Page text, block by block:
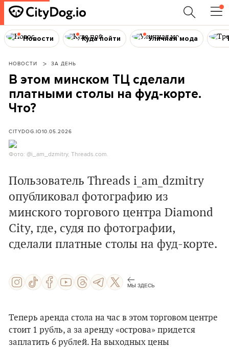
Новости Куда пойти Уличная мода
НОВОСТИ ЗА ДЕНЬ
В этом минском ТЦ сделали
платными столы на фуд-корте.
Что?
CITYDOG.IO10.05.2026
Фото: @i_am_dzmitry, Threads.com.
Пользователь Threads i_am_dzmitry
опубликовал фотографию из
минского торгового центра Diamond
City, где, судя по фотографии,
сделали платные столы на фуд-корте.
МЫ ЗДЕСЬ
Теперь аренда стола на час в этом торговом центре
стоит 1 рубль, а за аренду «острова» придется
заплатить 6 рублей. На выходных цены